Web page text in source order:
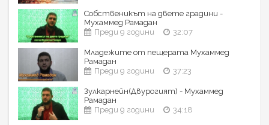
Собственикът на двете градини -
Мухаммед Рамадан
Преди 9 години
32:07
Младежите от пещерата Мухаммед
Рамадан
Преди 9 години
37:23
Зулкарнейн(Двурогият) - Мухаммед
Рамадан
Преди 9 години
34:18